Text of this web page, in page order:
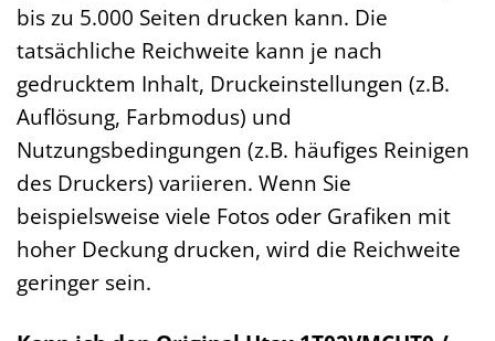
bis zu 5.000 Seiten drucken kann. Die
tatsächliche Reichweite kann je nach
gedrucktem Inhalt, Druckeinstellungen (z.B.
Auflösung, Farbmodus) und
Nutzungsbedingungen (z.B. häufiges Reinigen
des Druckers) variieren. Wenn Sie
beispielsweise viele Fotos oder Grafiken mit
hoher Deckung drucken, wird die Reichweite
geringer sein.